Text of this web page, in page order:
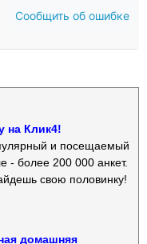
Сообщить об ошибке
на Клик4!
и посещаемый
- более 200 000 анкет.
свою половинку!
домашняя